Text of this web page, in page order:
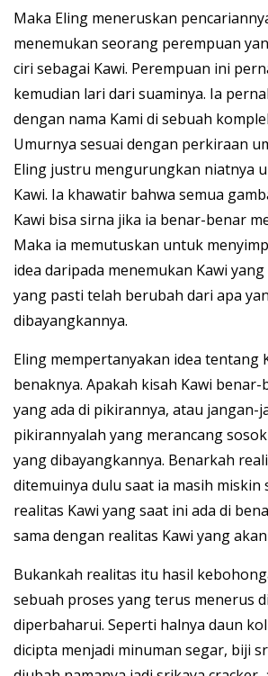
Maka Eling meneruskan
menemukan seorang perempuan
ciri sebagai Kawi. Perempuan ini
kemudian lari dari suaminya. Ia
dengan nama Kami di sebuah
Umurnya sesuai dengan perkiraan
Eling justru mengurungkan niatnya
Kawi. Ia khawatir bahwa semua
Kawi bisa sirna jika ia benar-benar
Maka ia memutuskan untuk
idea daripada menemukan Kawi
yang pasti telah berubah dari apa
dibayangkannya.
Eling mempertanyakan idea tentang
benaknya. Apakah kisah Kawi
yang ada di pikirannya, atau jangan-
pikirannyalah yang merancang
yang dibayangkannya. Benarkah
ditemuinya dulu saat ia masih miskin
realitas Kawi yang saat ini ada di
sama dengan realitas Kawi yang
Bukankah realitas itu hasil
sebuah proses yang terus menerus
diperbaharui. Seperti halnya daun
dicipta menjadi minuman segar, biji